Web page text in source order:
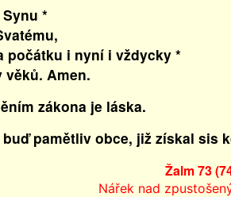
*
počátku i nyní i vždycky *
Amen.
zákona je láska.
buď pamětliv obce, již získal sis
Žalm 73
Nářek nad